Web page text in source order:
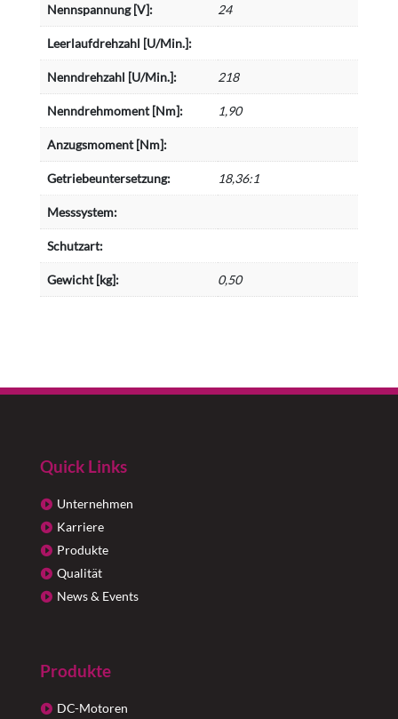
Nennspannung [V]: 24
Leerlaufdrehzahl [U/Min.]:
Nenndrehzahl [U/Min.]: 218
Nenndrehmoment [Nm]: 1,90
Anzugsmoment [Nm]:
Getriebeuntersetzung: 18,36:1
Messsystem:
Schutzart:
Gewicht [kg]: 0,50
Quick Links
Unternehmen
Karriere
Produkte
Qualität
News & Events
Produkte
DC-Motoren